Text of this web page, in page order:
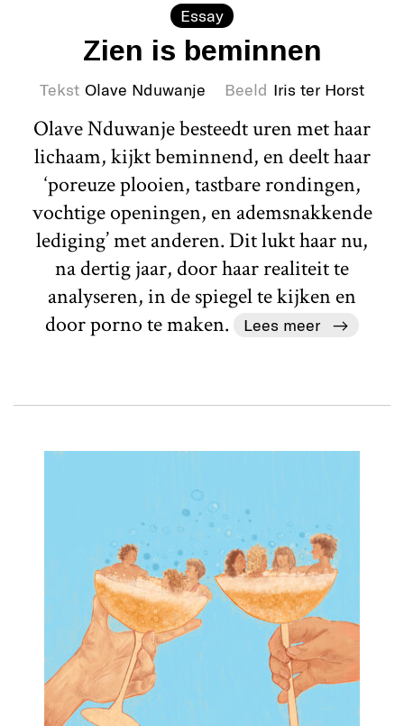
Essay
Zien is beminnen
Tekst Olave Nduwanje Beeld Iris ter Horst
Olave Nduwanje besteedt uren met haar
lichaam, kijkt beminnend, en deelt haar
‘poreuze plooien, tastbare rondingen,
vochtige openingen, en ademsnakkende
lediging’ met anderen. Dit lukt haar nu,
na dertig jaar, door haar realiteit te
analyseren, in de spiegel te kijken en
door porno te maken.
Lees meer